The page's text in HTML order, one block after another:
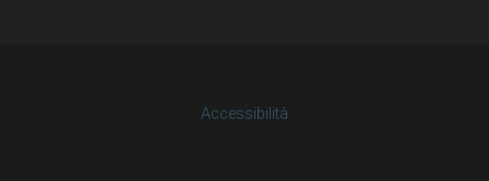
Accessibilità